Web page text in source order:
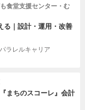
食堂支援センター・む
る｜設計・運用・改善
ラレルキャリア
まちのスコーレ』会計